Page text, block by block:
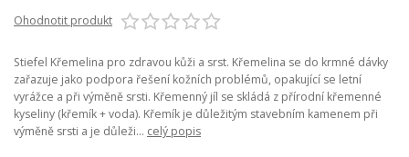
Ohodnotit produkt
Stiefel Křemelina pro zdravou kůži a srst. Křemelina se do krmné dávky
zařazuje jako podpora řešení kožních problémů, opakující se letní
vyrážce a při výměně srsti. Křemenný jíl se skládá z přírodní křemenné
kyseliny (křemík + voda). Křemík je důležitým stavebním kamenem při
výměně srsti a je důleži... celý popis